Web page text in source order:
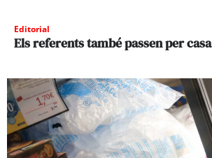
Editorial
Els referents també passen per casa